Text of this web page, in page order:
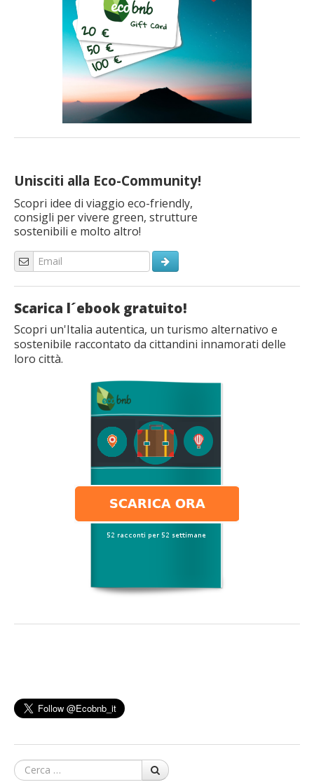
Unisciti alla Eco-Community!
Scopri idee di viaggio eco-friendly,
consigli per vivere green, strutture
sostenibili e molto altro!
Scarica l´ebook gratuito!
Scopri un'Italia autentica, un turismo alternativo e
sostenibile raccontato da cittandini innamorati delle
loro città.
Cerca